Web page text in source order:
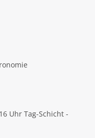
Uhr Tag-Schicht -